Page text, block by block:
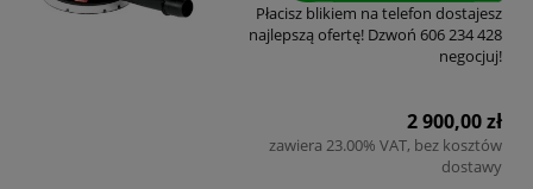
Płacisz blikiem na telefon dostajesz
najlepszą ofertę! Dzwoń 606 234 428
negocjuj!
2 900,00 zł
zawiera 23.00% VAT, bez kosztów
dostawy